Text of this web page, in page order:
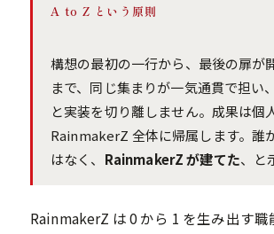
A to Z という原則
構想の最初の一行から、最後の扉が
まで、同じ集まりが一気通貫で担い
と実装を切り離しません。成果は個
RainmakerZ 全体に帰属します。誰
はなく、 RainmakerZ が建てた、と
RainmakerZ は 0 から 1 を生み出す職